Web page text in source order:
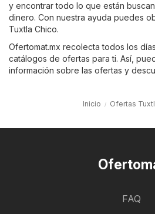
y encontrar todo lo que están
dinero. Con nuestra ayuda puedes
Tuxtla Chico.
Ofertomat.mx recolecta todos los
catálogos de ofertas para ti. Así,
información sobre las ofertas y
Inicio Ofertas
FAQ